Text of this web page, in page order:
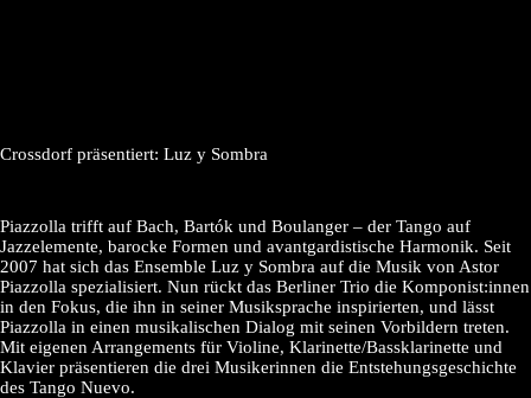
Crossdorf präsentiert: Luz y Sombra
Piazzolla trifft auf Bach, Bartók und Boulanger – der Tango auf
Jazzelemente, barocke Formen und avantgardistische Harmonik. Seit
2007 hat sich das Ensemble Luz y Sombra auf die Musik von Astor
Piazzolla spezialisiert. Nun rückt das Berliner Trio die Komponist:innen
in den Fokus, die ihn in seiner Musiksprache inspirierten, und lässt
Piazzolla in einen musikalischen Dialog mit seinen Vorbildern treten.
Mit eigenen Arrangements für Violine, Klarinette/Bassklarinette und
Klavier präsentieren die drei Musikerinnen die Entstehungsgeschichte
des Tango Nuevo.